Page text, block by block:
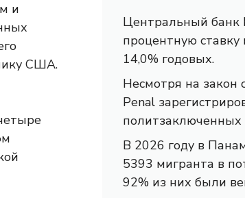
и
США.
Центральный банк
процентную ставку
14,0% годовых.
Несмотря на закон
Penal
политзаключенных
В 2026 году в
5393 мигранта в
92% из них были